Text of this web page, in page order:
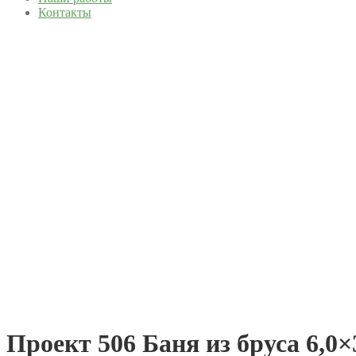
Контакты
Проект 506 Баня из бруса